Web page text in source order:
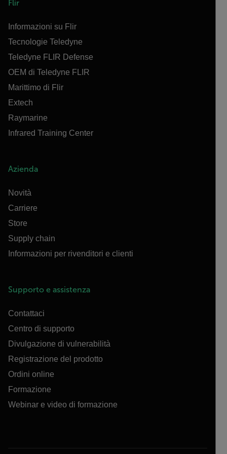
Flir
Informazioni su Flir
Tecnologie Teledyne
Teledyne FLIR Defense
OEM di Teledyne FLIR
Marittimo di Flir
Extech
Raymarine
Infrared Training Center
Azienda
Novità
Carriere
Store
Supply chain
Informazioni per rivenditori e clienti
Supporto e assistenza
Contattaci
Centro di supporto
Divulgazione di vulnerabilità
Registrazione del prodotto
Ordini online
Formazione
Webinar e video di formazione